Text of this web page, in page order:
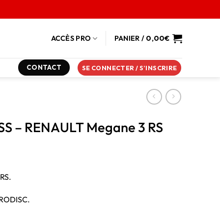
ACCÈS PRO PANIER / 0,00€
CONTACT SE CONNECTER / S’INSCRIRE
– RENAULT Megane 3 RS